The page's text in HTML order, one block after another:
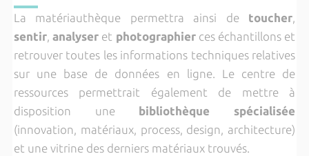
La matériauthèque permettra ainsi de toucher,
sentir,analyser et photographierces échantillons et
retrouver toutes les informations techniques relatives
sur une base de données en ligne. Le centre de
ressources permettrait également de mettre à
disposition une bibliothèque spécialisée
(innovation, matériaux, process, design, architecture)
et une vitrine des derniers matériaux trouvés.